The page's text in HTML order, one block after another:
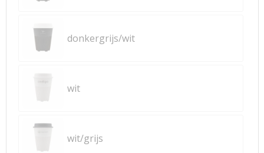
donkergrijs/wit
wit
wit/grijs